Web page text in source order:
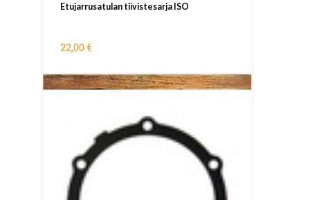
Etujarrusatulan tiivistesarja ISO
22,00 €